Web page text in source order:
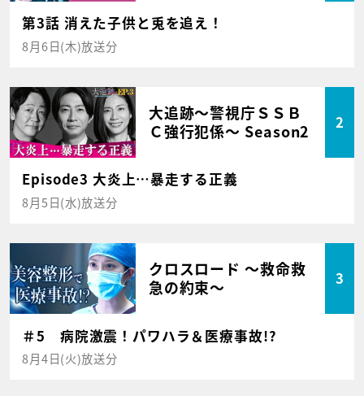
第3話 消えた子供と兎を追え！
8月6日(木)放送分
大追跡～警視庁ＳＳＢ
Ｃ強行犯係～ Season2
2
Episode3 大炎上…暴走する正義
8月5日(水)放送分
クロスロード ～救命救
急の約束～
3
＃5 病院激震！パワハラ＆医療事故!?
8月4日(火)放送分